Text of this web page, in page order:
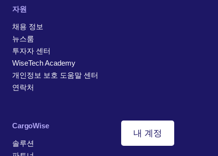
자원
채용 정보
뉴스룸
투자자 센터
WiseTech Academy
개인정보 보호 도움말 센터
연락처
CargoWise
솔루션
내 계정